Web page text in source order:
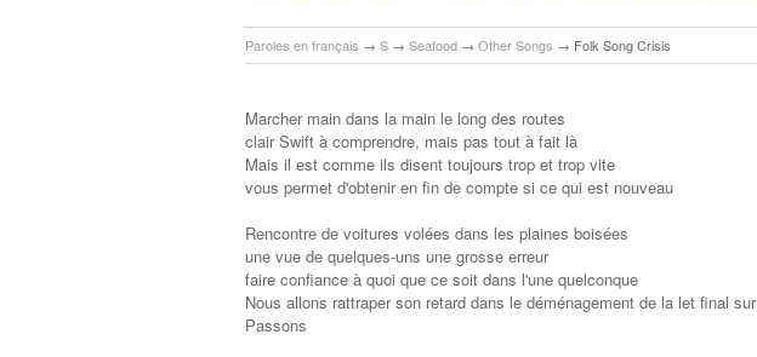
Paroles en français → S → Seafood → Other Songs → Folk Song Crisis
Marcher main dans la main le long des routes
clair Swift à comprendre, mais pas tout à fait là
Mais il est comme ils disent toujours trop et trop vite
vous permet d'obtenir en fin de compte si ce qui est nouveau
Rencontre de voitures volées dans les plaines boisées
une vue de quelques-uns une grosse erreur
faire confiance à quoi que ce soit dans l'une quelconque
Nous allons rattraper son retard dans le déménagement de la let final sur
Passons